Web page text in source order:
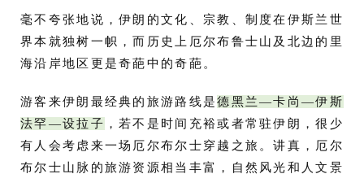
毫不夸张地说，伊朗的文化、宗教、制度在伊斯兰世
界本就独树一帜，而历史上厄尔布鲁士山及北边的里
海沿岸地区更是奇葩中的奇葩。
游客来伊朗最经典的旅游路线是德黑兰—卡尚—伊斯
法罕—设拉子 ，若不是时间充裕或者常驻伊朗，很少
有人会考虑来一场厄尔布尔士穿越之旅。讲真，厄尔
布尔士山脉的旅游资源相当丰富，自然风光和人文景